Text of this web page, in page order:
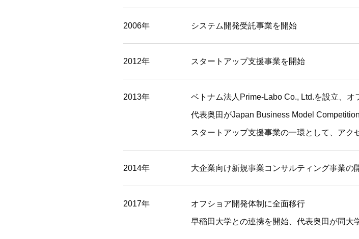
2006年 システム開発受託事業を開始
2012年 スタートアップ支援事業を開始
2013年 ベトナム法人Prime-Labo Co., Ltd.を設立、オ
代表奥田がJapan Business Model
スタートアップ支援事業の一環として、ア
2014年 大企業向け新規事業コンサルティング事業の
2017年 オフショア開発体制に全面移行
早稲田大学との連携を開始、代表奥田が同